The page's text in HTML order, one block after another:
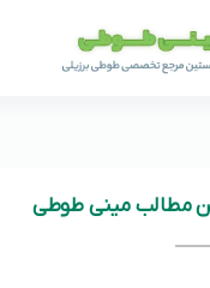
مطالب مینی طوطی